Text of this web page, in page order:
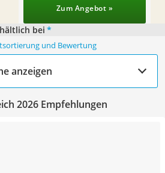
Zum Angebot »
bei *
und Bewertung
anzeigen
2026 Empfehlungen